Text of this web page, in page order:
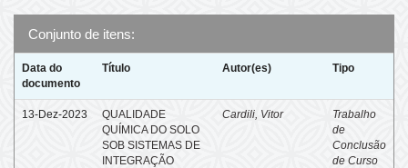
Conjunto de itens:
Data do
documento
Título Autor(es) Tipo
13-Dez-2023
QUALIDADE
QUÍMICA DO SOLO
SOB SISTEMAS DE
INTEGRAÇÃO
Cardili, Vitor
Trabalho
de
Conclusão
de Curso